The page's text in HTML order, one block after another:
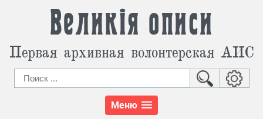
Великія описи
Первая архивная волонтерская АИС
Меню